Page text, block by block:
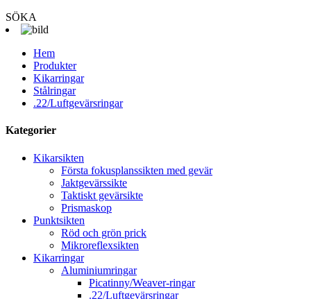
SÖKA
Hem
Produkter
Kikarringar
Stålringar
.22/Luftgevärsringar
Kategorier
Kikarsikten
Första fokusplanssikten med gevär
Jaktgevärssikte
Taktiskt gevärsikte
Prismaskop
Punktsikten
Röd och grön prick
Mikroreflexsikten
Kikarringar
Aluminiumringar
Picatinny/Weaver-ringar
.22/Luftgevärsringar